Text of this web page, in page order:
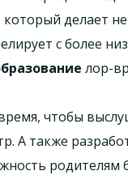
который делает
с более
лор-
чтобы
А также
родителям